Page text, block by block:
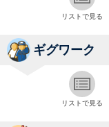
リストで見る
ギグワーク
リストで見る